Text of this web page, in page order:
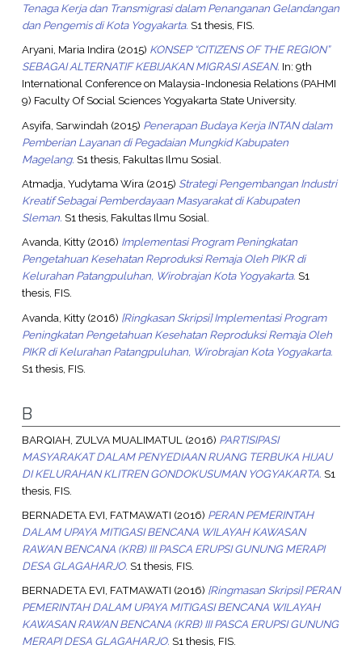
Tenaga Kerja dan Transmigrasi dalam Penanganan Gelandangan
dan Pengemis di Kota Yogyakarta. S1 thesis, FIS.
Aryani, Maria Indira(2015) KONSEP “CITIZENS OF THE REGION”
SEBAGAI ALTERNATIF KEBIJAKAN MIGRASI ASEAN. In: 9th
International Conference on Malaysia-Indonesia Relations (PAHMI
9) Faculty Of Social Sciences Yogyakarta State University.
Asyifa, Sarwindah (2015) Penerapan Budaya Kerja INTAN dalam
Pemberian Layanan di Pegadaian Mungkid Kabupaten
Magelang. S1 thesis, Fakultas Ilmu Sosial.
Atmadja, Yudytama Wira (2015) Strategi Pengembangan Industri
Kreatif Sebagai Pemberdayaan Masyarakat di Kabupaten
Sleman. S1 thesis, Fakultas Ilmu Sosial.
Avanda, Kitty(2016) Implementasi Program Peningkatan
Pengetahuan Kesehatan Reproduksi Remaja Oleh PIKR di
Kelurahan Patangpuluhan, Wirobrajan Kota Yogyakarta. S1
thesis, FIS.
Avanda, Kitty(2016) [Ringkasan Skripsi] Implementasi Program
Peningkatan Pengetahuan Kesehatan Reproduksi Remaja Oleh
PIKR di Kelurahan Patangpuluhan, Wirobrajan Kota Yogyakarta.
S1 thesis, FIS.
B
BARQIAH, ZULVA MUALIMATUL (2016) PARTISIPASI
MASYARAKAT DALAM PENYEDIAAN RUANG TERBUKA HIJAU
DI KELURAHAN KLITREN GONDOKUSUMAN YOGYAKARTA. S1
thesis, FIS.
BERNADETA EVI, FATMAWATI (2016) PERAN PEMERINTAH
DALAM UPAYA MITIGASI BENCANA WILAYAH KAWASAN
RAWAN BENCANA (KRB) III PASCA ERUPSI GUNUNG MERAPI
DESA GLAGAHARJO. S1 thesis, FIS.
BERNADETA EVI, FATMAWATI (2016) [Ringmasan Skripsi] PERAN
PEMERINTAH DALAM UPAYA MITIGASI BENCANA WILAYAH
KAWASAN RAWAN BENCANA (KRB) III PASCA ERUPSI GUNUNG
MERAPI DESA GLAGAHARJO. S1 thesis, FIS.